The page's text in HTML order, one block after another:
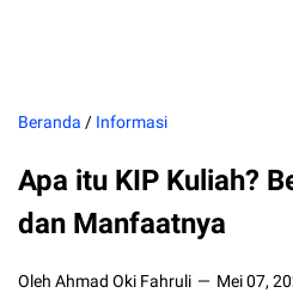
Beranda / Informasi
Apa itu KIP Kuliah?
dan Manfaatnya
Oleh Ahmad Oki Fahruli Mei 07,